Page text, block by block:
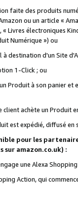
faite des produits
ou un article «
Livres électroniques
Numérique ») ou
destination d'un Site
1-Click ; ou
Produit à son panier et
achète un Produit
est expédié, diffusé
pour les
sur amazon.co.uk) :
une Alexa
Action, qui